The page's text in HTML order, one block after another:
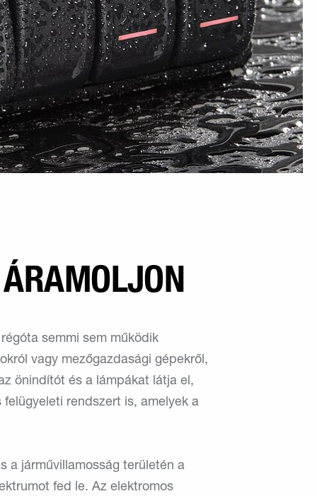
semmi sem működik
vagy mezőgazdasági gépekről,
önindítót és a lámpákat látja el,
rendszert is, amelyek a
a járművillamosság területén a
fed le. Az elektromos